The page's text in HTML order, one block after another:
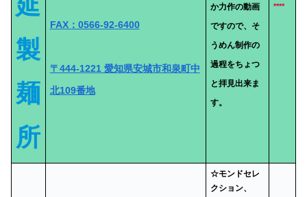
延
製
麺
所
FAX：0566-92-6400
〒444-1221 愛知県安城市和泉町中
北109番地
か力作の動画
ですので、そ
うめん制作の
過程をちょつ
と拝見出来ま
す。
****
☆モンドセレ
クション、